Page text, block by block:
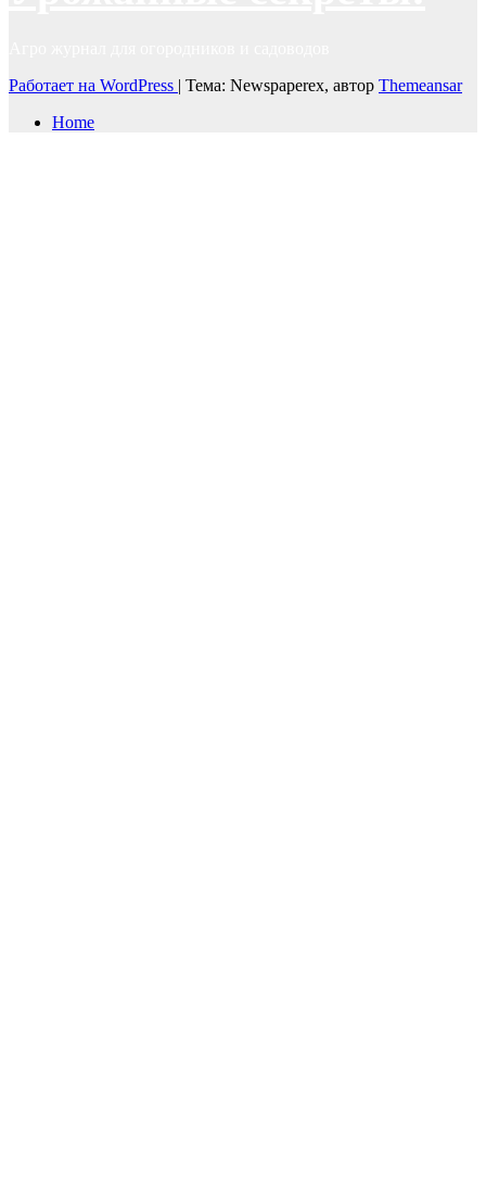
Работает на WordPress | Тема: Newspaperex, автор Themeansar
Home